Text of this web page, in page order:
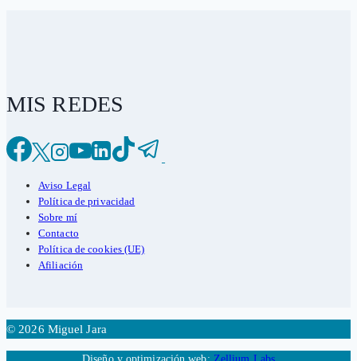
MIS REDES
Aviso Legal
Política de privacidad
Sobre mí
Contacto
Política de cookies (UE)
Afiliación
© 2026 Miguel Jara